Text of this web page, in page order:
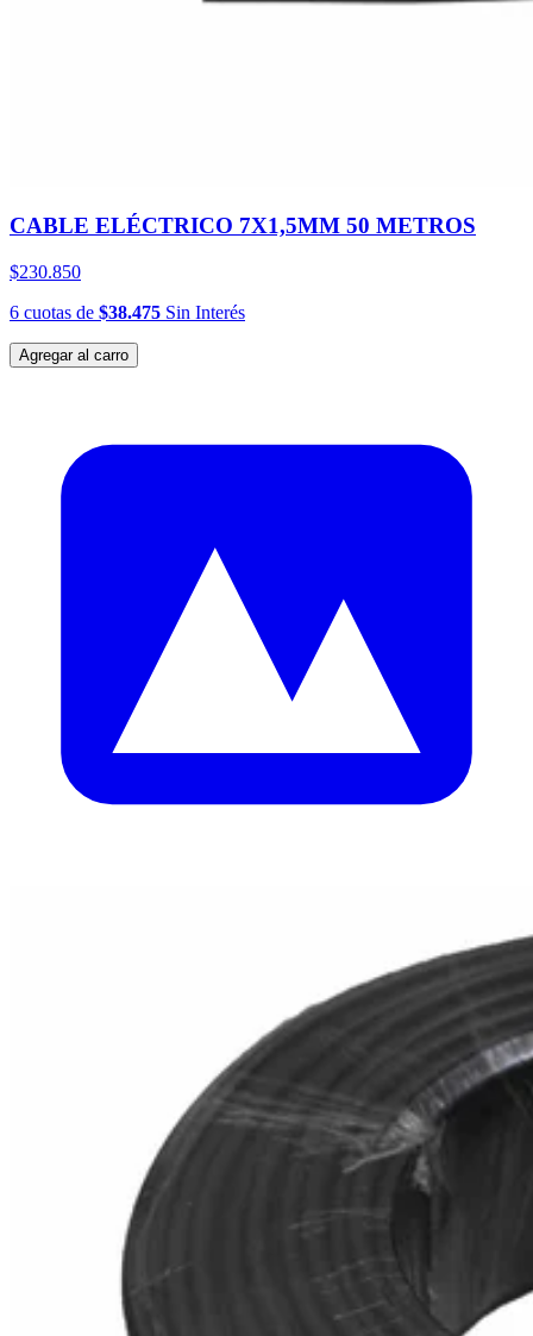
CABLE ELÉCTRICO 7X1,5MM 50 METROS
$230.850
6 cuotas de $38.475 Sin Interés
Agregar al carro